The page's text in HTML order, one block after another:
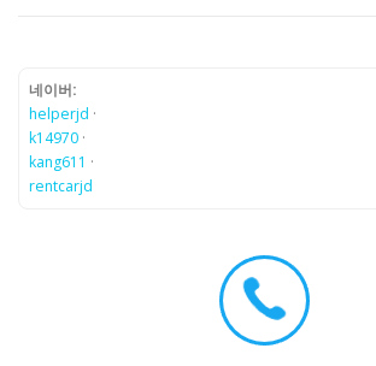
네이버:
helperjd ·
k14970 ·
kang611 ·
rentcarjd